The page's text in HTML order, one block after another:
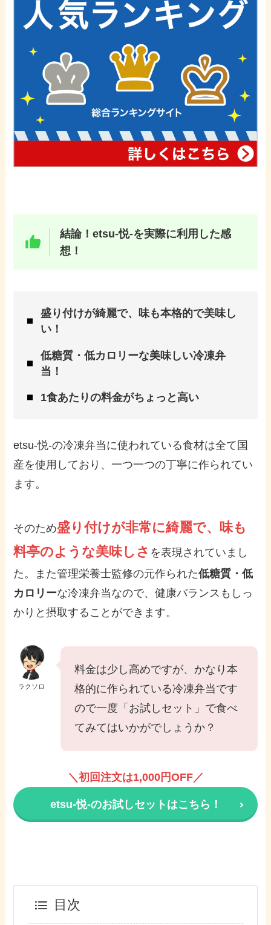
結論！ etsu-悦-を実際に利用した感
想！
盛り付けが綺麗で、味も本格的で美味し
い！
低糖質・低カロリーな美味しい冷凍弁
当！
1食あたりの料金がちょっと高い
etsu-悦-の冷凍弁当に使われている食材は全て国
産を使用しており、一つ一つの丁寧に作られてい
ます。
そのため盛り付けが非常に綺麗で、味も
料亭のような美味しさ を表現されていまし
た。また管理栄養士監修の元作られた低糖質・低
カロリーな冷凍弁当なので、健康バランスもしっ
かりと摂取することができます。
ラクソロ
料金は少し高めですが、かなり本
格的に作られている冷凍弁当です
ので一度「お試しセット」で食べ
てみてはいかがでしょうか？
＼初回注文は1,000円OFF／
etsu-悦-のお試しセットはこちら！
目次